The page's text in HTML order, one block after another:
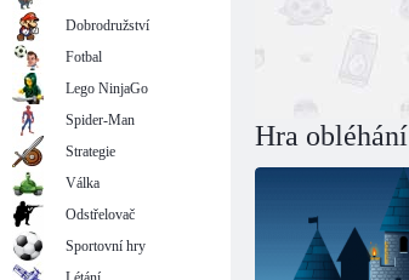
Hra obléhání
Dobrodružství
Fotbal
Lego NinjaGo
Spider-Man
Strategie
Válka
Odstřelovač
Sportovní hry